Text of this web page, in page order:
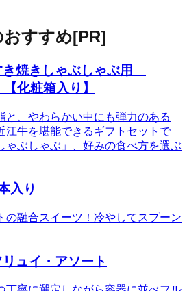
おすすめ[PR]
焼きしゃぶしゃぶ用
化粧箱入り】
と、やわらかい中にも弾力のある
江牛を堪能できるギフトセットで
ゃぶしゃぶ」、好みの食べ方を選ぶ
入り
の融合スイーツ！冷やしてスプーン
ュイ・アソート